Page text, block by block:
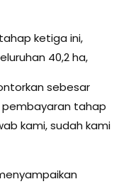
ketiga ini,
40,2 ha,
sebesar
pembayaran tahap
kami, sudah kami